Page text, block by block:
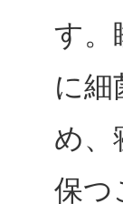
す。
に
め、
保つ